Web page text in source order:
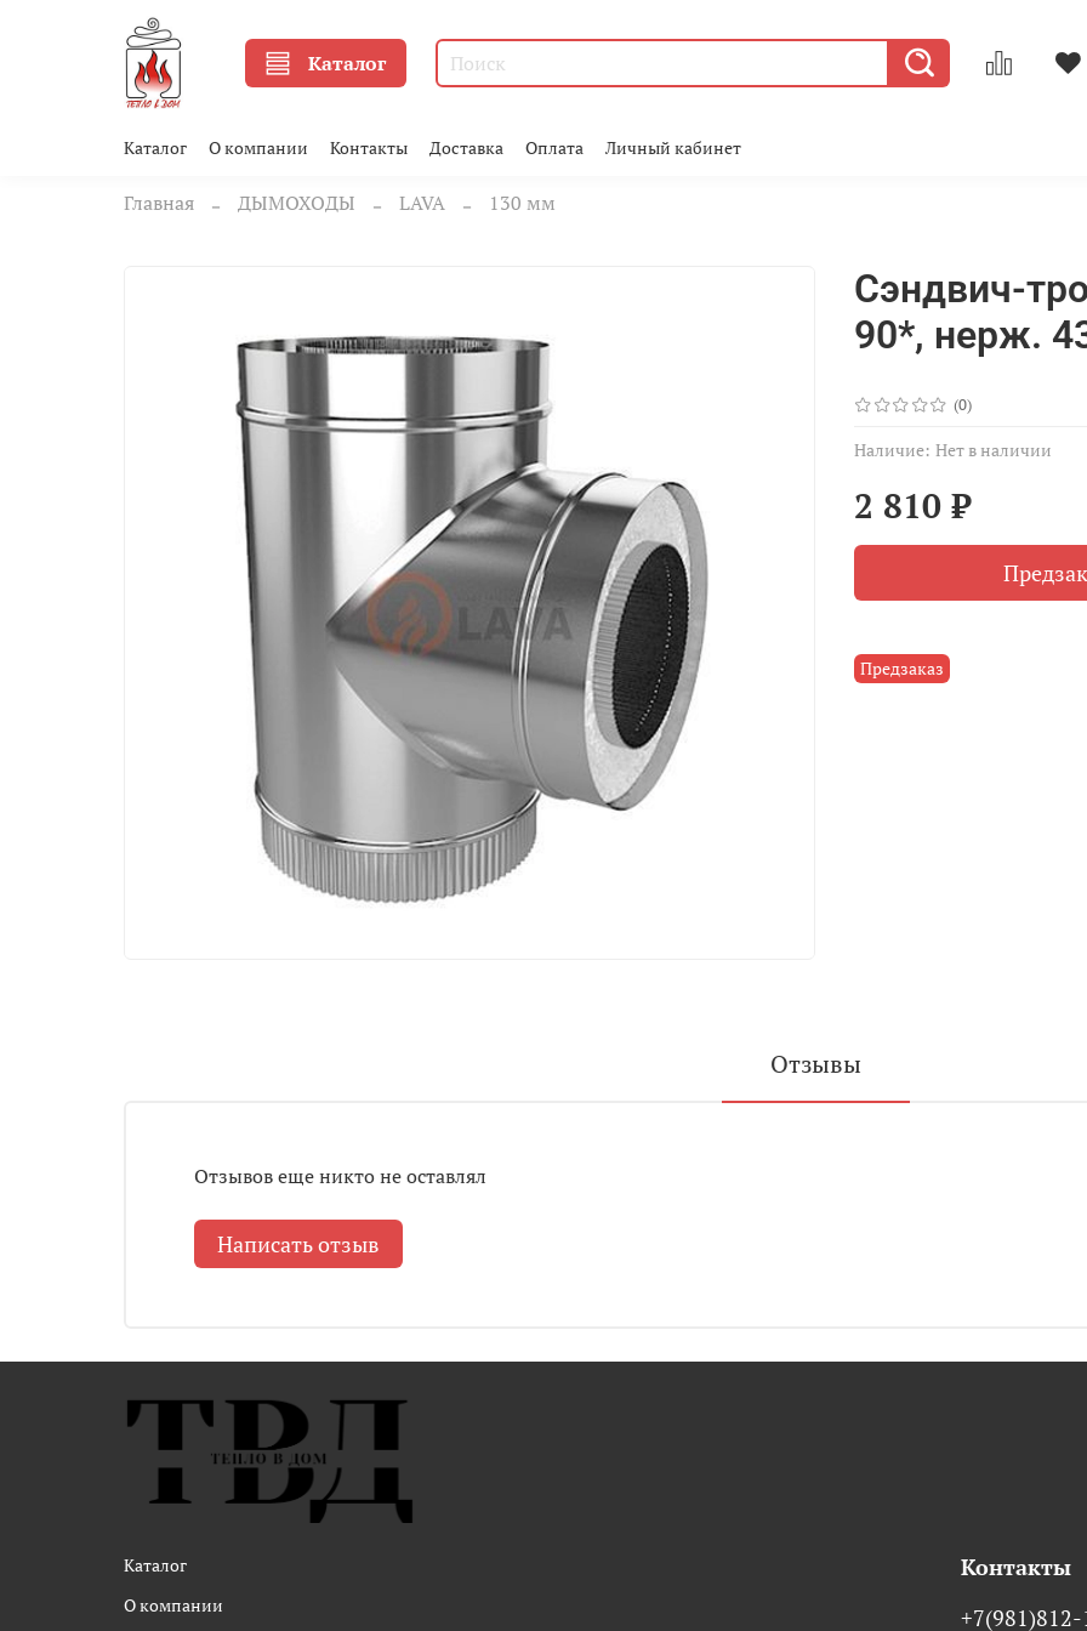
Каталог
Каталог О компании Контакты Доставка Оплата Личный кабинет
Главная ДЫМОХОДЫ LAVA 130 мм
(0)
Наличие: Нет в наличии
Предзаказ
Сэндвич-
90*, нерж.
2 810 ₽
Отзывы
Отзывов еще никто не оставлял
Написать отзыв
Каталог
О компании
Контакты